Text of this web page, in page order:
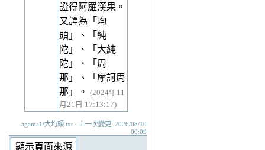
證得阿羅漢果。
又譯為「均
頭」、「純
陀」、「大純
陀」、「周
那」、「摩訶周
那」。
(2024年11
月21日 17:13:17)
agama1/大均頭.txt · 上一次變更: 2026/08/10
00:09